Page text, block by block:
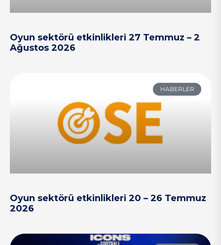
Oyun sektörü etkinlikleri 27 Temmuz – 2
Ağustos 2026
HABERLER
Oyun sektörü etkinlikleri 20 – 26 Temmuz
2026